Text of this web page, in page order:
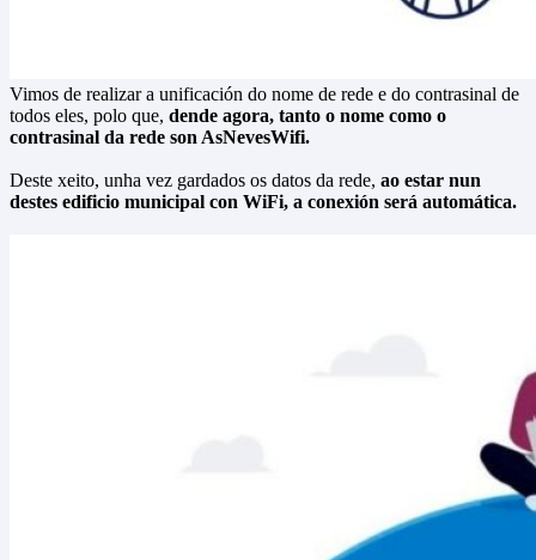
Vimos de realizar a unificación do nome de rede e do contrasinal de
todos eles, polo que, dende agora, tanto o nome como o
contrasinal da rede son AsNevesWifi.
Deste xeito, unha vez gardados os datos da rede, ao estar nun
destes edificio municipal con WiFi, a conexión será automática.